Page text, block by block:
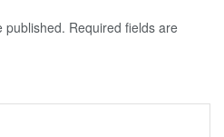
published. Required fields are